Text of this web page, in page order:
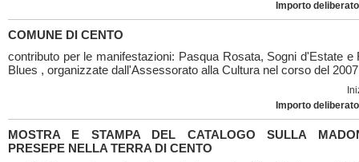
Importo
COMUNE DI CENTO
contributo per le manifestazioni: Pasqua Rosata, Sogni d'Estate e
Blues , organizzate dall'Assessorato alla Cultura nel corso del 2007
Importo
MOSTRA E STAMPA DEL CATALOGO SULLA
PRESEPE NELLA TERRA DI CENTO